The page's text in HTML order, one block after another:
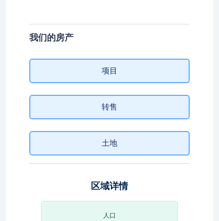
我们的房产
项目
转售
土地
区域详情
人口